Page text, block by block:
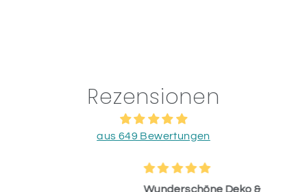
Rezensionen
aus 649 Bewertungen
Wunderschöne Deko &